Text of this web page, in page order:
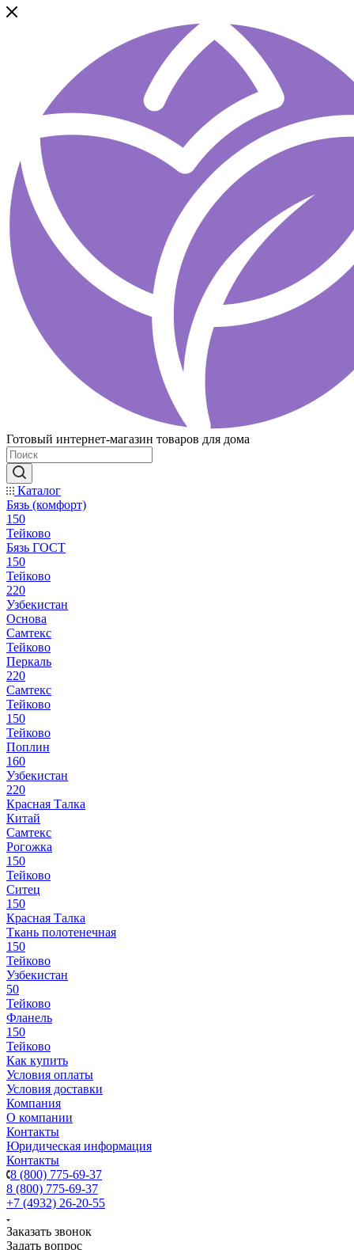
Готовый интернет-магазин товаров для дома
Каталог
Бязь (комфорт)
150
Тейково
Бязь ГОСТ
150
Тейково
220
Узбекистан
Основа
Самтекс
Тейково
Перкаль
220
Самтекс
Тейково
150
Тейково
Поплин
160
Узбекистан
220
Красная Талка
Китай
Самтекс
Рогожка
150
Тейково
Ситец
150
Красная Талка
Ткань полотенечная
150
Тейково
Узбекистан
50
Тейково
Фланель
150
Тейково
Как купить
Условия оплаты
Условия доставки
Компания
О компании
Контакты
Юридическая информация
Контакты
8 (800) 775-69-37
8 (800) 775-69-37
+7 (4932) 26-20-55
Заказать звонок
Задать вопрос